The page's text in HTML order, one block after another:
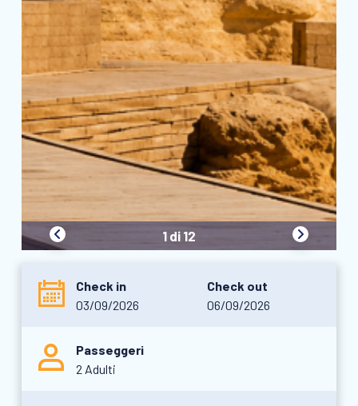
1 di 12
Check in
03/09/2026
Check out
06/09/2026
Passeggeri
2 Adulti